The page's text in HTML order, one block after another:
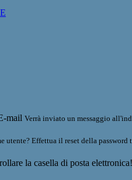
mail Verrà inviato un messaggio
utente? Effettua il reset della password
la casella di posta elettronica!